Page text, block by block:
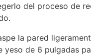
del proceso de
la pared
yeso de 6 pulgadas